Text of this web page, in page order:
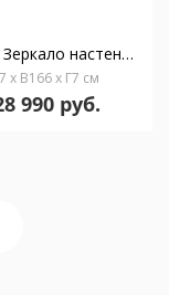
Brigitte Зеркало настенное темная бронза
x В166 x Г7 см
990 руб.